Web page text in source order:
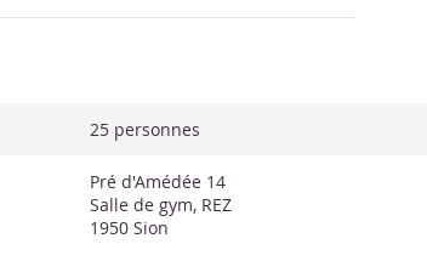
25 personnes
Pré d'Amédée 14
Salle de gym, REZ
1950 Sion